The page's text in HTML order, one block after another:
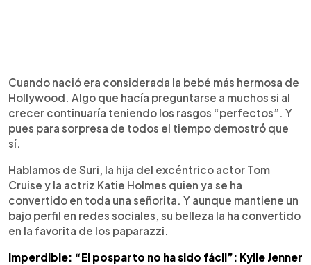
► Escuchar artículo
Cuando nació era considerada la bebé más hermosa de
Hollywood. Algo que hacía preguntarse a muchos si al
crecer continuaría teniendo los rasgos “perfectos”. Y
pues para sorpresa de todos el tiempo demostró que
sí.
Hablamos de Suri, la hija del excéntrico actor Tom
Cruise y la actriz Katie Holmes quien ya se ha
convertido en toda una señorita. Y aunque mantiene un
bajo perfil en redes sociales, su belleza la ha convertido
en la favorita de los paparazzi.
Imperdible: “El posparto no ha sido fácil”: Kylie Jenner